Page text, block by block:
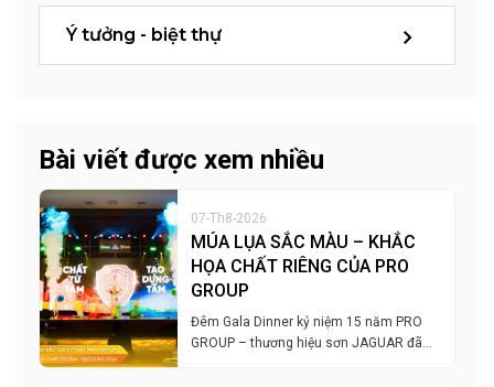
Ý tưởng - biệt thự
Bài viết được xem nhiều
07-Th8-2026
MÚA LỤA SẮC MÀU – KHẮC
HỌA CHẤT RIÊNG CỦA PRO
GROUP
Đêm Gala Dinner kỷ niệm 15 năm PRO
GROUP – thương hiệu sơn JAGUAR đã…